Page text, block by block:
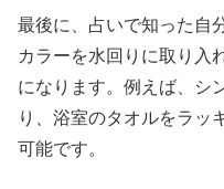
最後に、占いで知った自
カラーを水回りに取り入
になります。例えば、シ
り、浴室のタオルをラッ
可能です。